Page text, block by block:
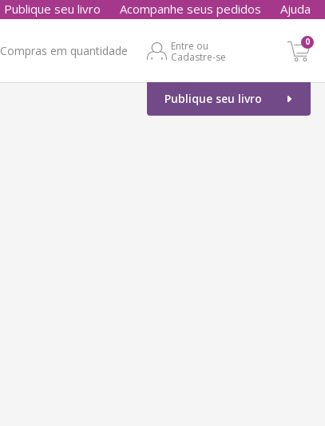
Publique seu livro Acompanhe seus pedidos Ajuda
Compras em quantidade
Entre ou
Cadastre-se
0
Publique seu livro